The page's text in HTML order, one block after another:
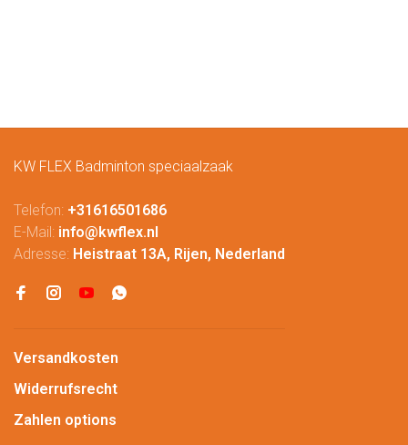
KW FLEX Badminton speciaalzaak
Telefon: +31616501686
E-Mail: info@kwflex.nl
Adresse: Heistraat 13A, Rijen, Nederland
Versandkosten
Widerrufsrecht
Zahlen options